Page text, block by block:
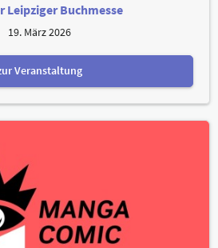
Leipziger Buchmesse
19. März 2026
Veranstaltung